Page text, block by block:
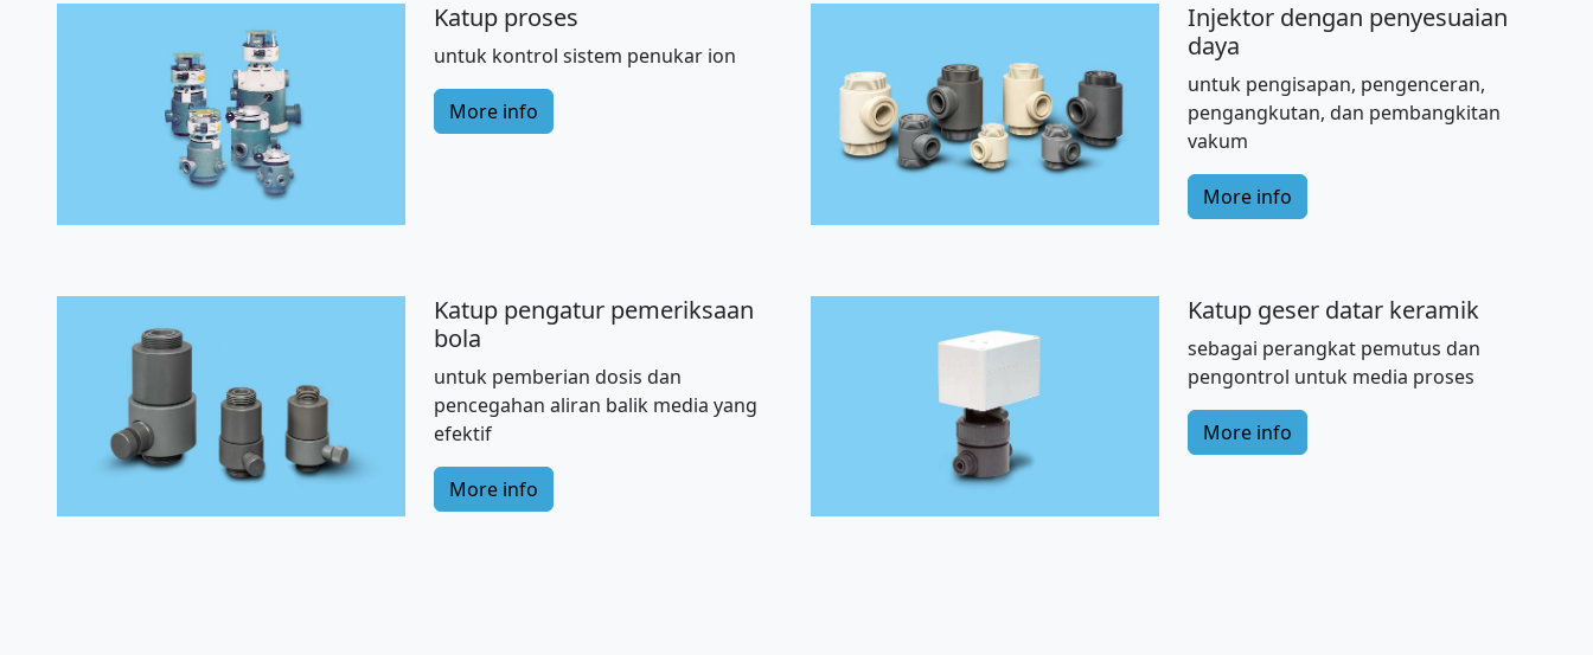
Katup proses
untuk kontrol sistem penukar ion
More info
Katup pengatur pemeriksaan
bola
untuk pemberian dosis dan
pencegahan aliran balik media yang
efektif
More info
Injektor dengan penyesuaian
daya
untuk pengisapan, pengenceran,
pengangkutan, dan pembangkitan
vakum
More info
Katup geser datar keramik
sebagai perangkat pemutus dan
pengontrol untuk media proses
More info